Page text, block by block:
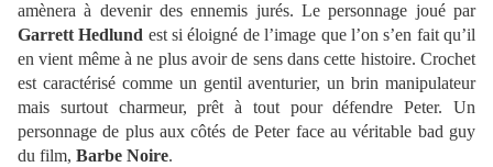
amènera à devenir des ennemis jurés. Le personnage joué par
Garrett Hedlund est si éloigné de l’image que l’on s’en fait qu’il
en vient même à ne plus avoir de sens dans cette histoire. Crochet
est caractérisé comme un gentil aventurier, un brin manipulateur
mais surtout charmeur, prêt à tout pour défendre Peter. Un
personnage de plus aux côtés de Peter face au véritable bad guy
du film, Barbe Noire.